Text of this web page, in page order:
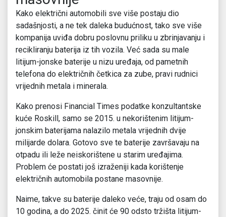
Kako električni automobili sve više postaju dio
sadašnjosti, a ne tek daleka budućnost, tako sve više
kompanija uviđa dobru poslovnu priliku u zbrinjavanju i
recikliranju baterija iz tih vozila. Već sada su male
litijum-jonske baterije u nizu uređaja, od pametnih
telefona do električnih četkica za zube, pravi rudnici
vrijednih metala i minerala.
Kako prenosi Financial Times podatke konzultantske
kuće Roskill, samo se 2015. u nekorištenim litijum-
jonskim baterijama nalazilo metala vrijednih dvije
milijarde dolara. Gotovo sve te baterije završavaju na
otpadu ili leže neiskorištene u starim uređajima.
Problem će postati još izraženiji kada korištenje
električnih automobila postane masovnije.
Naime, takve su baterije daleko veće, traju od osam do
10 godina, a do 2025. činit će 90 odsto tržišta litijum-